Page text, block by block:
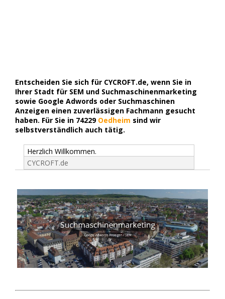
Entscheiden Sie sich für CYCROFT.de, wenn Sie in
Ihrer Stadt für SEM und Suchmaschinenmarketing
sowie Google Adwords oder Suchmaschinen
Anzeigen einen zuverlässigen Fachmann gesucht
haben. Für Sie in 74229 Oedheim sind wir
selbstverständlich auch tätig.
Herzlich Willkommen.
CYCROFT.de